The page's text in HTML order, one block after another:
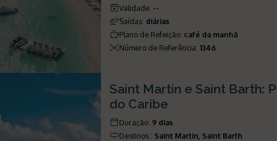
Validade: --
Saídas: diárias
Plano de Refeição: café da manhã
Número de Referência:1346
Saint Martin e Saint Barth:
do Caribe
Duração: 9 dias
Destinos : Saint Martin, Saint Barth